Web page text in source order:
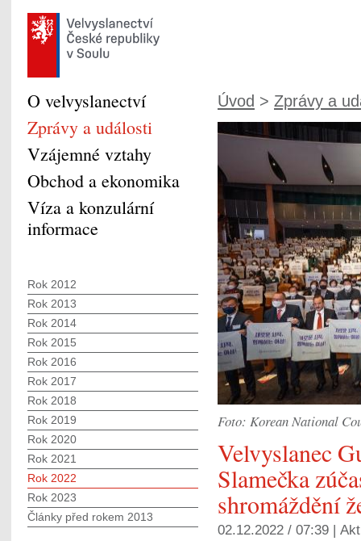
Úvod > Zprávy a
Foto: Korean National
Velvyslanec
Slamečka
shromáždění
02.12.2022 / 07:39 |
O velvyslanectví
Zprávy a události
Vzájemné vztahy
Obchod a ekonomika
Víza a konzulární
informace
Rok 2012
Rok 2013
Rok 2014
Rok 2015
Rok 2016
Rok 2017
Rok 2018
Rok 2019
Rok 2020
Rok 2021
Rok 2022
Rok 2023
Články před rokem 2013